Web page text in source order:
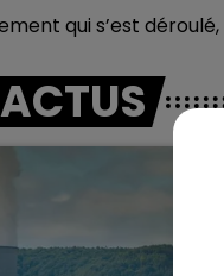
15h00 - 19h00
qui s’est